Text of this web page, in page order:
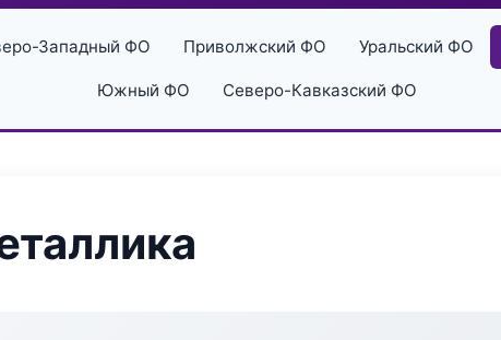
Западный ФО Приволжский ФО Уральский ФО
Южный ФО Северо-Кавказский ФО